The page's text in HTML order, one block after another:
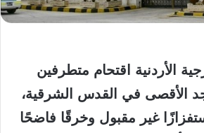
الأردنية اقتحام متطرفين
الأقصى في القدس الشرقية،
غير مقبول وخرقًا فاضحًا